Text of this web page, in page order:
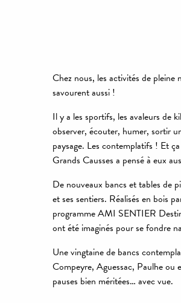
Chez nous, les activités de pleine
savourent aussi !
Il y a les sportifs, les avaleurs de
observer, écouter, humer, sortir
paysage. Les contemplatifs ! Et
Grands Causses a pensé à eux
De nouveaux bancs et tables de
et ses sentiers. Réalisés en bois
programme AMI SENTIER
ont été imaginés pour se fondre
Une vingtaine de bancs
Compeyre, Aguessac, Paulhe
pauses bien méritées… avec vue.